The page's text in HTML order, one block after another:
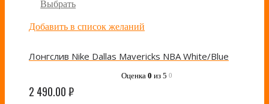
Выбрать
Добавить в список желаний
Лонгслив Nike Dallas Mavericks NBA White/Blue
Оценка 0 из 5 0
2 490.00₽